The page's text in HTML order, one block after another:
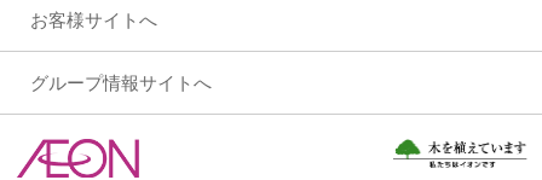
お客様サイトへ
グループ情報サイトへ